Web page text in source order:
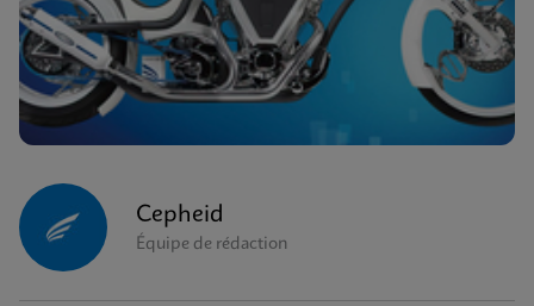
Cepheid
Équipe de rédaction